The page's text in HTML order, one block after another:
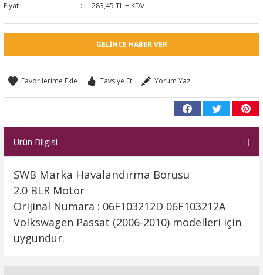
Fiyat
283,45 TL + KDV
GELINCE HABER VER
Tavsiye Et Yorum Yaz
Ürün Bilgisi
SWB Marka Havalandırma Borusu
2.0 BLR Motor
Orijinal Numara : 06F103212D 06F103212A
Volkswagen Passat (2006-2010) modelleri için
uygundur.